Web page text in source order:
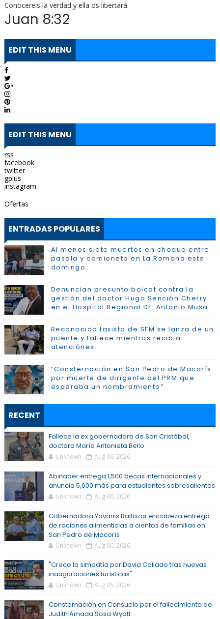
Conocereis la verdad y ella os libertarà
Juan 8:32
EDIT THIS MENU
EDIT THIS MENU
rss
facebook
twitter
gplus
instagram
Ofertas
ENTRADAS POPULARES
Al menos siete muertos en choque entre
pasola y camioneta en La Romana este
domingo
Denuncian presunto boicot contra la
gestión del doctor Hugo Sención Cherry
en el Hospital Regional Dr. Antonio Musa
Reconocido taxista de SFM se lanza de un
puente y fallece mientras recibia
atenciónes.
“Consternación en San Pedro de Macorís
por muerte de dirigente del PRM que
esperaba un nombramiento”
RECENT
Fallece la ex gobernadora de San Cristóbal,
doctora María Antonieta Bello
Unknown Aug 06, 2026
Abinader entrega 1,500 becas internacionales y
anuncia 5,000 más para estudiantes sobresalientes
Unknown Aug 06, 2026
Gobernadora Yovanis Baltazar encabeza entrega
de raciones alimenticias a cientos de familias en
San Pedro de Macorís
Unknown Aug 06, 2026
"Crece la simpatía por David Collado tras nuevas
inauguraciones turísticas"
Unknown Aug 05, 2026
Consternación en Consuelo por el fallecimiento de
Judith Amada Sosa Wyatt